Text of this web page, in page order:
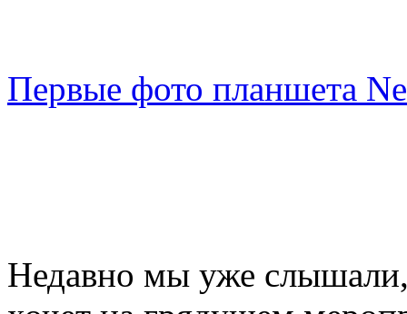
Первые фото планшета
Недавно мы уже